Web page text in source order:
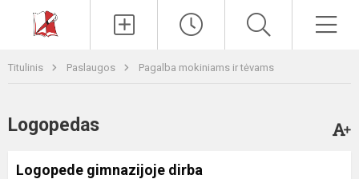
Titulinis Paslaugos Pagalba mokiniams ir tėvams
Logopedas
Logopede gimnazijoje dirba